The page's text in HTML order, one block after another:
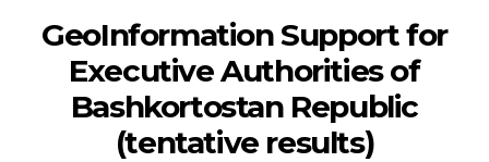
GeoInformation Support for
Executive Authorities of
Bashkortostan Republic
(tentative results)